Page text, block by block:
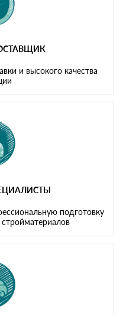
и высокого качества
подготовку